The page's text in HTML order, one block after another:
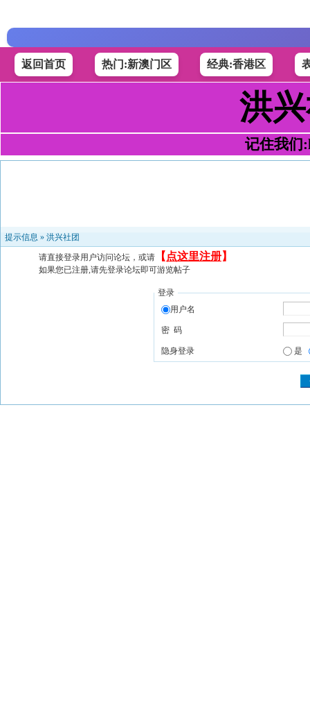
返回首页 热门:新澳门区 经典:香港区
洪
记住我们
提示信息 » 洪兴社团
请直接登录用户访问论坛，或请 【 点这里注册】
如果您已注册,请先登录论坛即可游览帖子
登录
用户名
密 码
隐身登录 是